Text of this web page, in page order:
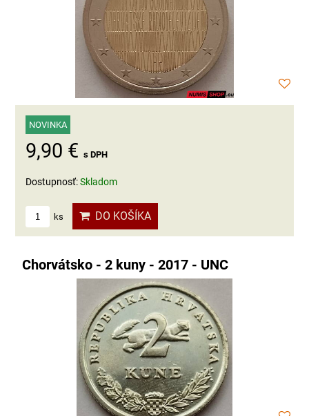
NOVINKA
9,90 € s DPH
Dostupnosť:Skladom
ks DO KOŠÍKA
Chorvátsko - 2 kuny - 2017 - UNC